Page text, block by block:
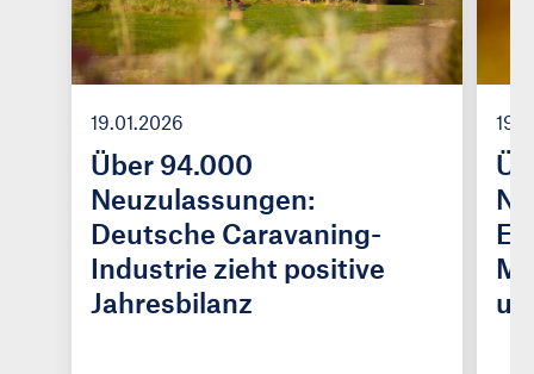
19.01.2026
Über 94.000
Neuzulassungen:
Deutsche Caravaning-
Industrie zieht positive
Jahresbilanz